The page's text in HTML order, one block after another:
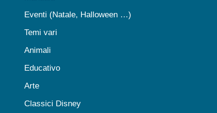
Eventi (Natale, Halloween …)
Temi vari
Animali
Educativo
Arte
Classici Disney